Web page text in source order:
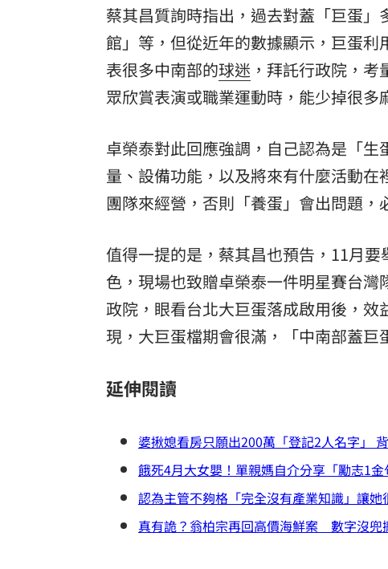
蔡其昌質詢時指出，過去對蓋「巨蛋
館」等，但從近年的數據顯示，巨蛋
表很多中南部的球迷 ，拜託行政院，
眾欣賞表演或職業運動時，能少掉很多
卓榮泰對此回應強調，自己認為是「
量、設備功能，以及將來有什麼活動
團隊來經營，否則「養蛋」會出問題，
值得一提的是，蔡其昌也預告，11月
色，現場也致贈卓榮泰一件明星賽台
政院，眼看台北大巨蛋落成啟用後，
現，大巨蛋檔期會很滿，「中南部蓋巨
延伸閱讀
婆揪媳看房只願出200萬「登記2人名字」
餓死4月大女嬰！單親媽自介分享「勵志1
認為主管不夠格「完全沒有產業知識」讓
真有詭？翁柏宗再回高價海鮮案 數字沒兜